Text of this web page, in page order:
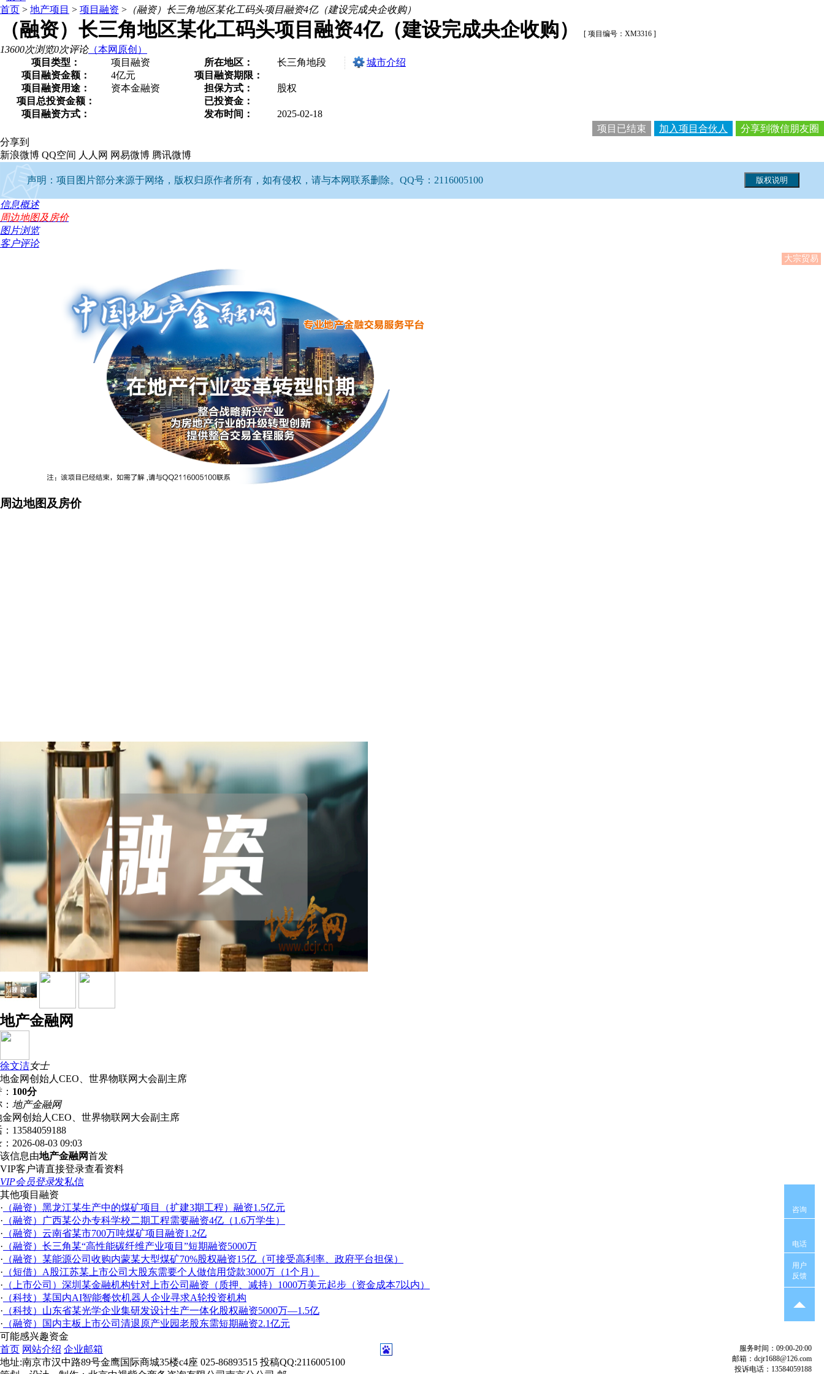
首页 > 地产项目 > 项目融资 > （融资）长三角地区某化工码头项目融资4亿（建设完成央企收购）
（融资）长三角地区某化工码头项目融资4亿（建设完成央企收购） [ 项目编号：XM3316 ]
13600次浏览0次评论（本网原创）
项目类型：
项目融资 所在地区： 长三角地段
城市介绍
项目融资金额：
4亿元
项目融资期限：
项目融资用途：
资本金融资 担保方式：
股权
项目总投资金额：
已投资金：
项目融资方式：
发布时间：
2025-02-18
分享到微信朋友圈
加入项目合伙人
项目已结束
分享到
新浪微博 QQ空间 人人网 网易微博 腾讯微博
声明：项目图片部分来源于网络，版权归原作者所有，如有侵权，请与本网联系删除。QQ号：2116005100
信息概述
周边地图及房价
图片浏览
客户评论
大宗贸易
周边地图及房价
地产金融网
徐文洁女士
地金网创始人CEO、世界物联网大会副主席
100分
地产金融网
金网创始人CEO、世界物联网大会副主席
13584059188
2026-08-03 09:03
该信息由地产金融网首发
VIP客户请直接登录查看资料
VIP会员登录发私信
其他项目融资
· （融资）黑龙江某生产中的煤矿项目（扩建3期工程）融资1.5亿元
· （融资）广西某公办专科学校二期工程需要融资4亿（1.6万学生）
· （融资）云南省某市700万吨煤矿项目融资1.2亿
· （融资）长三角某“高性能碳纤维产业项目”短期融资5000万
· （融资）某能源公司收购内蒙某大型煤矿70%股权融资15亿（可接受高利率、政府平台担保）
· （短借）A股江苏某上市公司大股东需要个人做信用贷款3000万（1个月）
· （上市公司）深圳某金融机构针对上市公司融资（质押、减持）1000万美元起步（资金成本7以内）
· （科技）某国内AI智能餐饮机器人企业寻求A轮投资机构
· （科技）山东省某光学企业集研发设计生产一体化股权融资5000万—1.5亿
· （融资）国内主板上市公司清退原产业园老股东需短期融资2.1亿元
可能感兴趣资金
首页 网站介绍 企业邮箱
地址:南京市汉中路89号金鹰国际商城35楼c4座 025-86893515 投稿QQ:2116005100
服务时间：09:00-20:00
邮箱：dcjr1688@126.com
投诉电话：13584059188
咨询
电话
用户
反馈